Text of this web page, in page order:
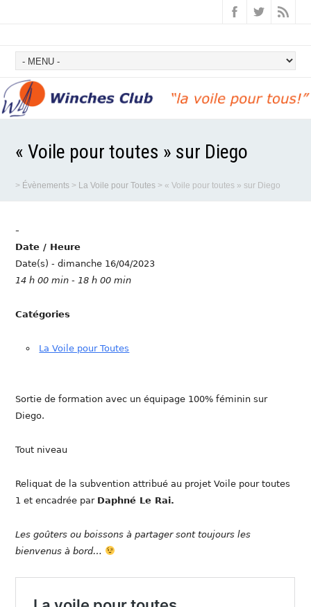
« Voile pour toutes » sur Diego
> Évènements > La Voile pour Toutes >« Voile pour toutes » sur Diego
-
Date / Heure
Date(s) - dimanche 16/04/2023
14 h 00 min - 18 h 00 min
Catégories
La Voile pour Toutes
Sortie de formation avec un équipage 100% féminin sur
Diego.
Tout niveau
Reliquat de la subvention attribué au projet Voile pour toutes
1 et encadrée par Daphné Le Rai.
Les goûters ou boissons à partager sont toujours les
bienvenus à bord…